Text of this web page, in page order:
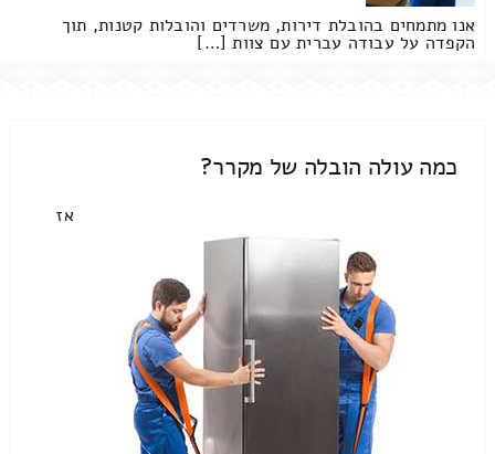
אנו מתמחים בהובלת דירות, משרדים והובלות קטנות, תוך
הקפדה על עבודה עברית עם צוות […]
כמה עולה הובלה של מקרר?
אז